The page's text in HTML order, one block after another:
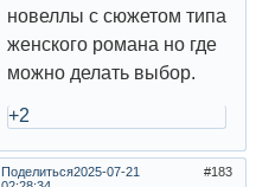
новеллы с сюжетом типа
женского романа но где
можно делать выбор.
+2
Поделиться 183
2025-07-21